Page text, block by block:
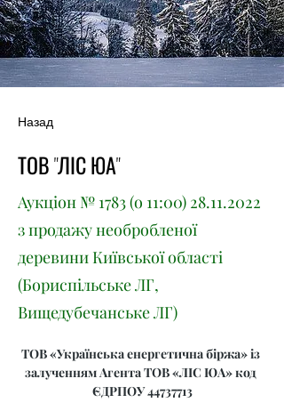
Назад
ТОВ "ЛІС ЮА"
Аукціон № 1783 (о 11:00) 28.11.2022
з продажу необробленої
деревини Київської області
(Бориспільське ЛГ,
Вищедубечанське ЛГ)
ТОВ «Українська енергетична біржа» із
залученням Агента ТОВ «ЛІС ЮА» код
ЄДРПОУ 44737713